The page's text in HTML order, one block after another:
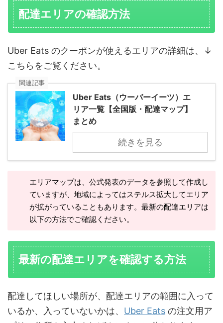
配達エリアの確認方法
Uber Eats のクーポンが使えるエリアの詳細は、↓
こちらをご覧ください。
関連記事
Uber Eats（ウーバーイーツ）エ
リア一覧【全国版・配達マップ】
まとめ
続きを見る
エリアマップは、公式発表のデータを参照して作成し
ていますが、地域によってはステルス拡大してエリア
が拡がっていることもあります。最新の配達エリアは
以下の方法でご確認ください。
最新の配達エリアを確認する方法
配達してほしい場所が、配達エリアの範囲に入って
いるか、入っていないかは、 Uber Eats の注文用ア